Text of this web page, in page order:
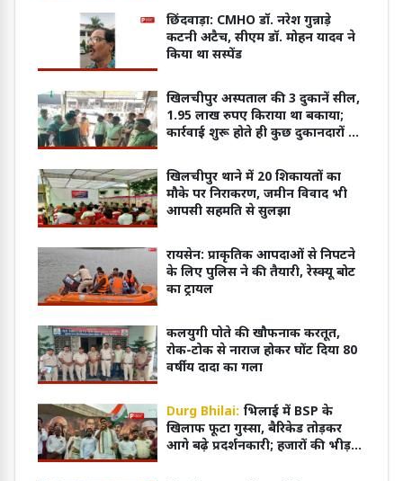
छिंदवाड़ा: CMHO डॉ. नरेश गुन्नाड़े
कटनी अटैच, सीएम डॉ. मोहन यादव ने
किया था सस्पेंड
खिलचीपुर अस्पताल की 3 दुकानें सील,
1.95 लाख रुपए किराया था बकाया;
कार्रवाई शुरू होते ही कुछ दुकानदारों ने
खिलचीपुर थाने में 20 शिकायतों का
मौके पर निराकरण, जमीन विवाद भी
आपसी सहमति से सुलझा
रायसेन: प्राकृतिक आपदाओं से निपटने
के लिए पुलिस ने की तैयारी, रेस्क्यू बोट
का ट्रायल
कलयुगी पोते की खौफनाक करतूत,
रोक-टोक से नाराज होकर घोंट दिया 80
वर्षीय दादा का गला
Durg Bhilai: भिलाई में BSP के
खिलाफ फूटा गुस्सा, बैरिकेड तोड़कर
आगे बढ़े प्रदर्शनकारी; हजारों की भीड़ ने